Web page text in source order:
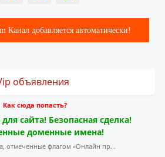
Канал добавляется автоматически!
объявления
Как сюда попасть?
сайта! Безопасная сделка!
доменные имена!
отмеченные флагом «Онлайн пр...